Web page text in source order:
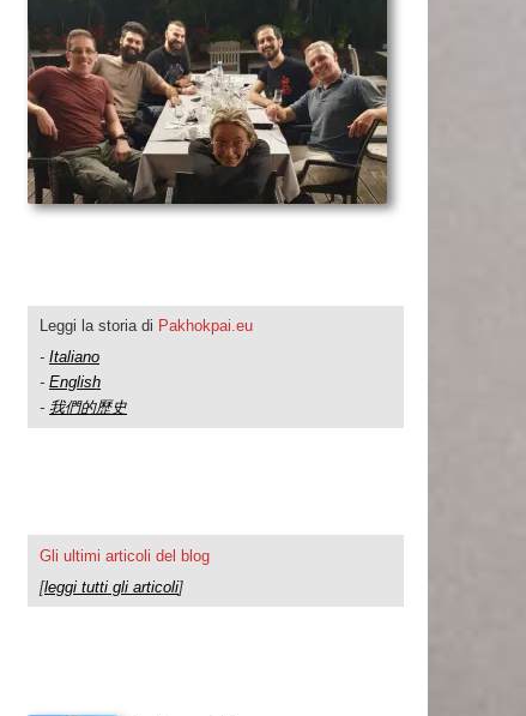
Leggi la storia di Pakhokpai.eu
- Italiano
- English
- 我們的歷史
Gli ultimi articoli del blog
[leggi tutti gli articoli]